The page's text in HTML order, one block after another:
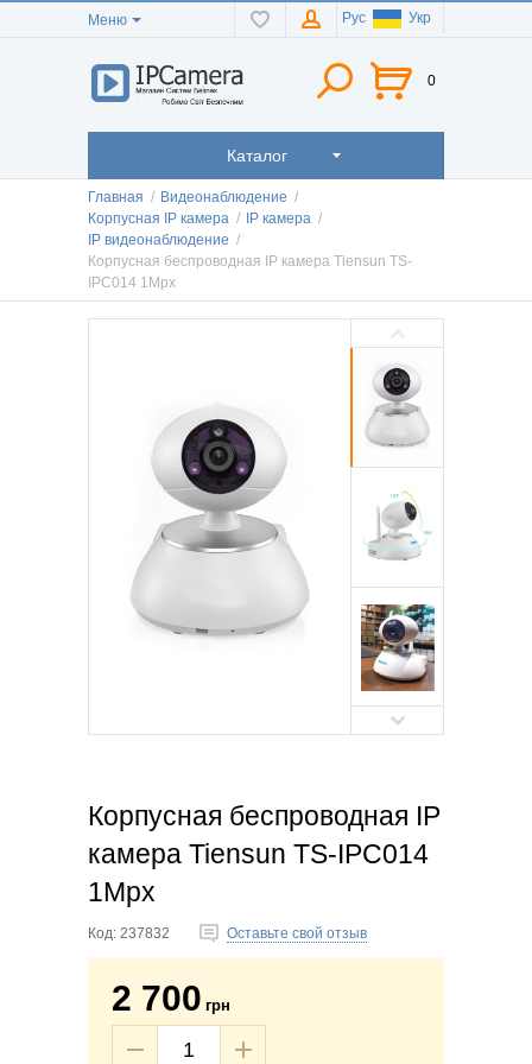
Меню Рус Укр
0
Каталог
Главная / Видеонаблюдение /
Корпусная IP камера / IP камера /
IP видеонаблюдение /
Корпусная беспроводная IP камера Tiensun TS-
IPC014 1Mpx
Корпусная беспроводная IP
камера Tiensun TS-IPC014
1Mpx
Код: 237832 Оставьте свой отзыв
2 700 грн